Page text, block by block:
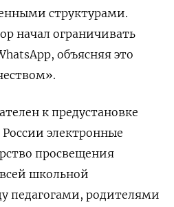
структурами.
начал ограничивать
объясняя это
к предустановке
электронные
просвещения
школьной
педагогами, родителями